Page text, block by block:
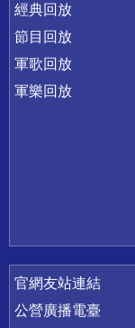
經典回放
節目回放
軍歌回放
軍樂回放
官網友站連結
公營廣播電臺